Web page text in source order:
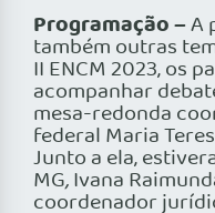
Programação –A
também outras
II ENCM 2023, os
acompanhar
mesa-redonda
federal Maria
Junto a ela,
MG,Ivana
coordenador